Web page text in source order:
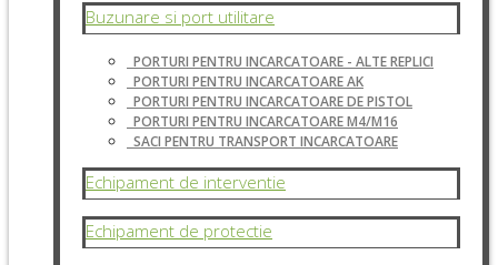
Buzunare si port utilitare
PORTURI PENTRU INCARCATOARE - ALTE REPLICI
PORTURI PENTRU INCARCATOARE AK
PORTURI PENTRU INCARCATOARE DE PISTOL
PORTURI PENTRU INCARCATOARE M4/M16
SACI PENTRU TRANSPORT INCARCATOARE
Echipament de interventie
Echipament de protectie